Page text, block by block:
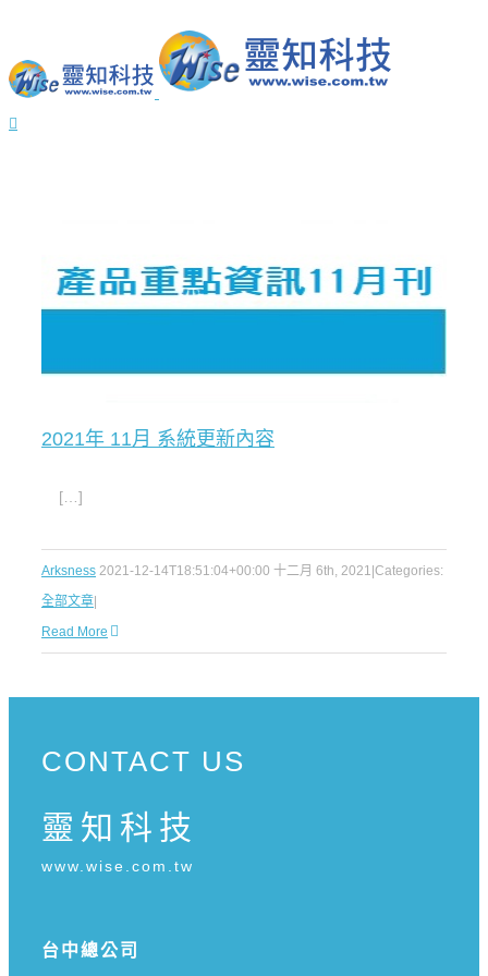
2021年 11月 系統更新內容
[…]
Arksness 2021-12-14T18:51:04+00:00 十二月 6th, 2021 Categories:
全部文章
Read More
CONTACT US
靈知科技
www.wise.com.tw
台中總公司